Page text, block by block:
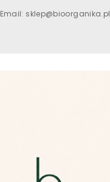
Email: sklep@bioorganika.pl